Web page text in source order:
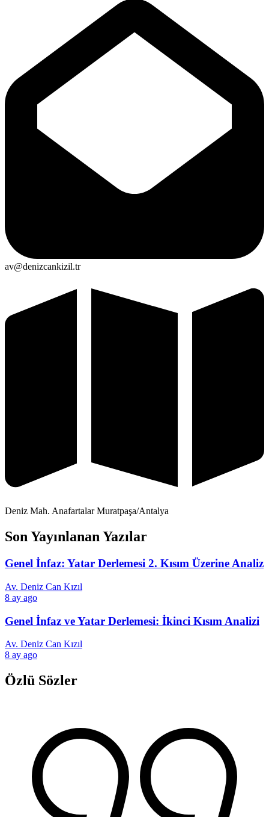
av@denizcankizil.tr
Deniz Mah. Anafartalar Muratpaşa/Antalya
Son Yayınlanan Yazılar
Genel İnfaz: Yatar Derlemesi 2. Kısım Üzerine Analiz
Av. Deniz Can Kızıl
8 ay ago
Genel İnfaz ve Yatar Derlemesi: İkinci Kısım Analizi
Av. Deniz Can Kızıl
8 ay ago
Özlü Sözler